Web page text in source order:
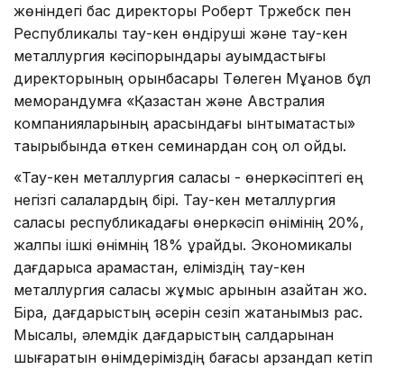
жөніндегі бас директоры Роберт Тржебск пен
Республикалық тау-кен өндіруші және тау-кен
металлургия кәсіпорындары қауымдастығы
директорының орынбасары Төлеген Мұқанов бұл
меморандумға «Қазақстан жəне Австралия
компанияларының арасындағы ынтымақтастық»
тақырыбында өткен семинардан соң қол қойды.
«Тау-кен металлургия саласы - өнеркəсіптегі ең
негізгі салалардың бірі. Тау-кен металлургия
саласы республикадағы өнеркəсіп өнімінің 20%,
жалпы ішкі өнімнің 18% құрайды. Экономикалық
дағдарысқа қарамастан, еліміздің тау-кен
металлургия саласы жұмыс қарқынын азайтқан жоқ.
Бірақ, дағдарыстың əсерін сезіп жатқанымыз рас.
Мысалы, əлемдік дағдарыстың салдарынан
шығаратын өнімдеріміздің бағасы арзандап кетіп